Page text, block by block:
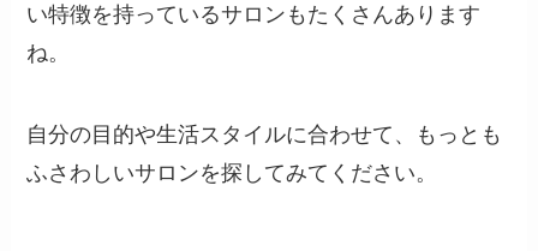
い特徴を持っているサロンもたくさんあります
ね。
自分の目的や生活スタイルに合わせて、もっとも
ふさわしいサロンを探してみてください。